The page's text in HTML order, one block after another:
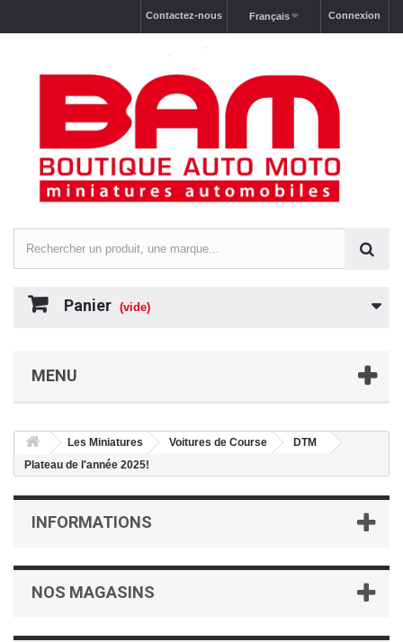
Connexion
Français
Contactez-nous
Panier (vide)
MENU
Les Miniatures Voitures de Course
DTM
Plateau de l'année 2025!
INFORMATIONS
NOS MAGASINS